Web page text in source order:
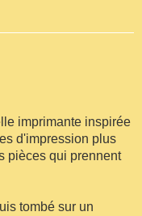
imprimante inspirée
d'impression plus
pièces qui prennent
tombé sur un